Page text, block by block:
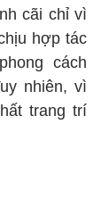
cãi chỉ vì
hợp tác
cách
nhiên, vì
trang trí